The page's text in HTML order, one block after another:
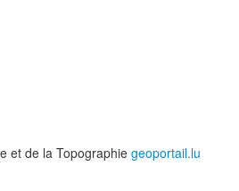
et de la Topographie geoportail.lu